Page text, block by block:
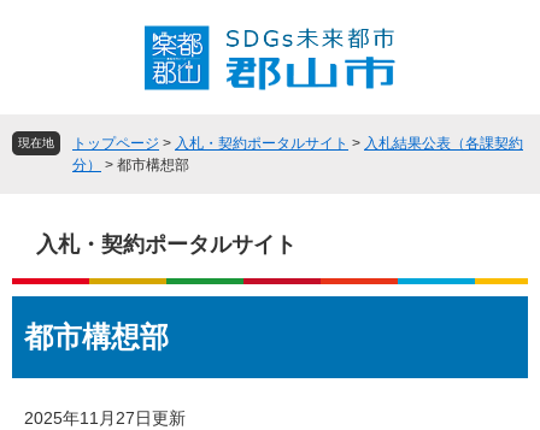
頭
飛
へ
現在地 トップページ > 入札・契約ポータルサイト > 入札結果公表（各課契約
分）
> 都市構想部
入札・契約ポータルサイト
文都市構想部
2025年11月27日更新